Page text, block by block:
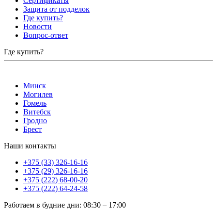
Защита от подделок
Где купить?
Новости
Вопрос-ответ
Где купить?
Минск
Могилев
Гомель
Витебск
Гродно
Брест
Наши контакты
+375 (33) 326-16-16
+375 (29) 326-16-16
+375 (222) 68-00-20
+375 (222) 64-24-58
Работаем в будние дни: 08:30 – 17:00